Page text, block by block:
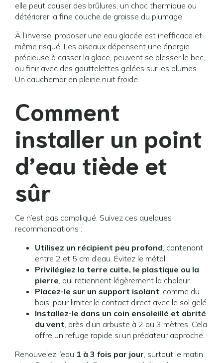
elle peut causer des brûlures, un choc thermique ou
détériorer la fine couche de graisse du plumage.
À l’inverse, proposer une eau glacée est inefficace et
même risqué. Les oiseaux dépensent une énergie
précieuse à casser la glace, peuvent se blesser le bec,
ou finir avec des gouttelettes gelées sur les plumes.
Un cauchemar en pleine nuit froide.
Comment
installer un point
d’eau tiède et
sûr
Ce n’est pas compliqué. Suivez ces quelques
recommandations :
Utilisez un récipient peu profond, contenant
entre 2 et 5 cm d’eau. Évitez le métal.
Privilégiez la terre cuite, le plastique ou la
pierre, qui retiennent légèrement la chaleur.
Placez-le sur un support isolant, comme du
bois, pour limiter le contact direct avec le sol gelé.
Installez-le dans un coin ensoleillé et abrité
du vent, près d’un arbuste à 2 ou 3 mètres. Cela
offre un refuge rapide si un prédateur approche.
Renouvelez l’eau 1 à 3 fois par jour, surtout le matin